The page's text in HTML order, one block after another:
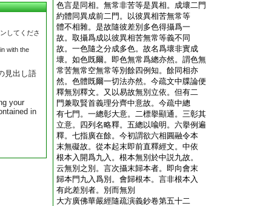
してくださ
with the
見出し語
your
in
色言是同相。無常非苦等是異相。成壞二門
約體同異成前二門。以彼異相苦無常等
體不相雜。是故隨彼差別多色得攝爲一
故。取攝爲成以彼異相苦無常等義不同
故。一色隨之分成多色。故名爲壞非實成
壞。如色既爾。即色無常爲總亦然。謂色無
常苦無常空無常等別餘四例知。餘同相亦
然。色體既爾一切法亦然。今疏文中牒論便
釋無別釋文。又以易故無別立依。但有二
門兼取賢首義理分齊中意故。今疏中總
有七門。一總彰大意。二標擧顯通。三彰其
立意。四列名略釋。五總以喩明。六擧例遍
釋。七指廣在餘。今初謂欲六相圓融令本
末無礙故。從本起末即前直釋經文。中依
根本入開爲九入。根本無別於中説九故。
云無別之別。言次攝末歸本者。即向會末
歸本門九入爲別。會歸根本。言非根本入
有此差別者。別而無別
大方廣佛華嚴經隨疏演義鈔卷第五十二